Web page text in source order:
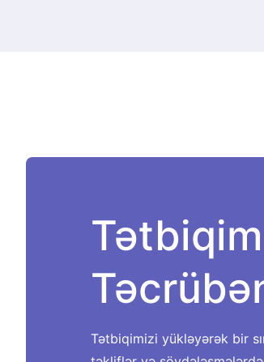
Tətbiqimizi yükləyərək bir